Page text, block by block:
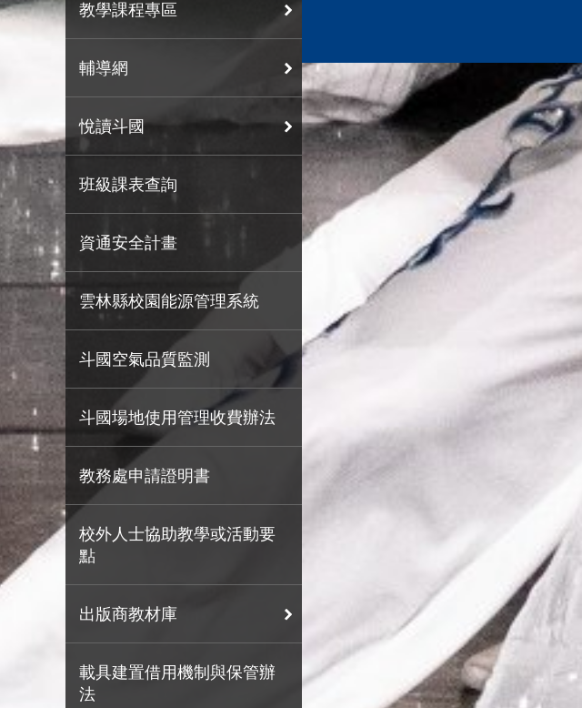
教學課程專區
輔導網
悅讀斗國
班級課表查詢
資通安全計畫
雲林縣校園能源管理系統
斗國空氣品質監測
斗國場地使用管理收費辦法
教務處申請證明書
校外人士協助教學或活動要
點
出版商教材庫
載具建置借用機制與保管辦
法